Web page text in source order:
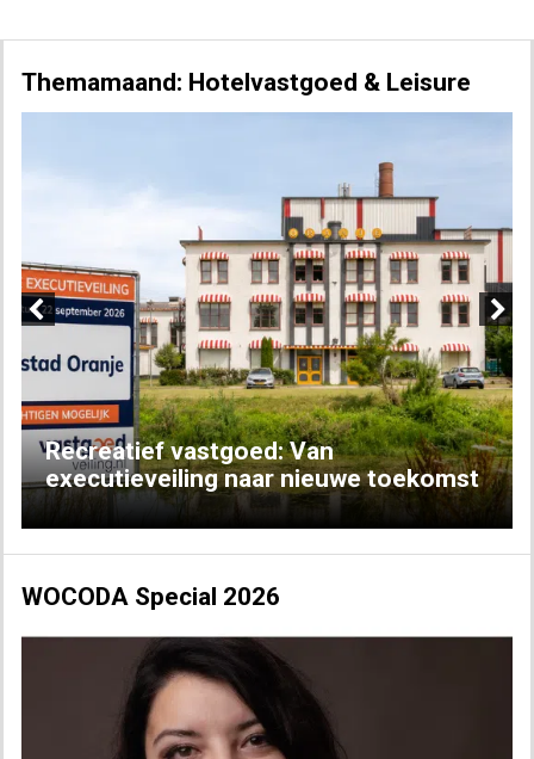
Themamaand: Hotelvastgoed & Leisure
Recreatief vastgoed: Van
executieveiling naar nieuwe toekomst
Next
WOCODA Special 2026